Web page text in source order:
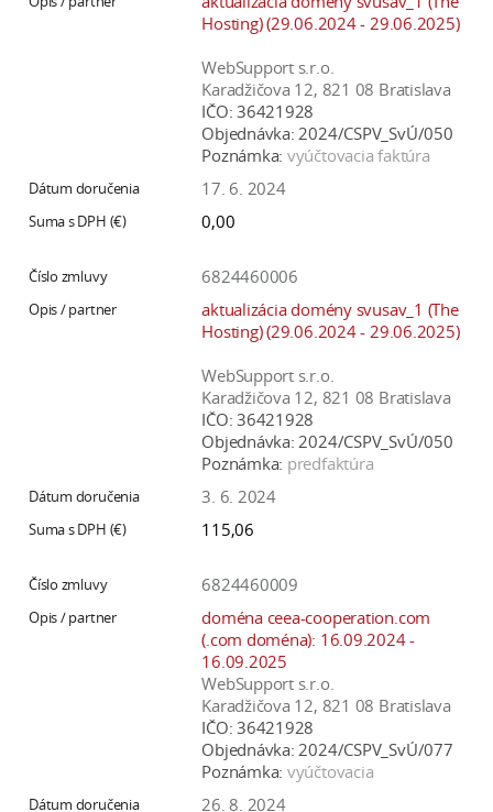
k
o
h
A
Hosting) (29.06.2024 - 29.06.2025)
WebSupport s.r.o.
Karadžičova 12, 821 08 Bratislava
IČO: 36421928
Objednávka: 2024/CSPV_SvÚ/050
Poznámka: vyúčtovacia faktúra
17. 6. 2024
0,00
6824460006
aktualizácia domény svusav_1 (The
Hosting) (29.06.2024 - 29.06.2025)
WebSupport s.r.o.
Karadžičova 12, 821 08 Bratislava
IČO: 36421928
Objednávka: 2024/CSPV_SvÚ/050
Poznámka: predfaktúra
3. 6. 2024
115,06
6824460009
doména ceea-cooperation.com
(.com doména): 16.09.2024 -
16.09.2025
WebSupport s.r.o.
Karadžičova 12, 821 08 Bratislava
IČO: 36421928
Objednávka: 2024/CSPV_SvÚ/077
Poznámka: vyúčtovacia
26. 8. 2024